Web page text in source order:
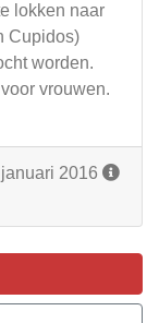
lokken naar
Cupidos)
worden.
vrouwen.
2016